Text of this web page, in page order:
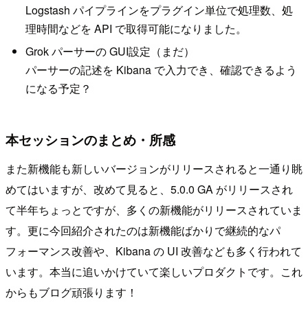
Logstash パイプラインをプラグイン単位で処理数、処
理時間などを API で取得可能になりました。
Grok パーサーの GUI設定（まだ）
パーサーの記述を Kibana で入力でき、確認できるよう
になる予定？
本セッションのまとめ・所感
また新機能も新しいバージョンがリリースされると一通り眺
めてはいますが、改めて見ると、5.0.0 GA がリリースされ
て半年ちょっとですが、多くの新機能がリリースされていま
す。更に今回紹介されたのは新機能ばかりで継続的なパ
フォーマンス改善や、Kibana の UI 改善なども多く行われて
います。本当に追いかけていて楽しいプロダクトです。これ
からもブログ頑張ります！